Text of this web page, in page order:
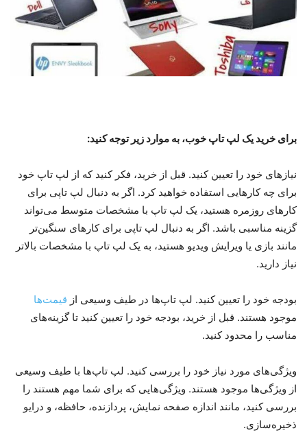
برای خرید یک لپ تاپ خوب، به موارد زیر توجه کنید:
نیازهای خود را تعیین کنید. قبل از خرید، فکر کنید که از لپ تاپ خود
برای چه کارهایی استفاده خواهید کرد. اگر به دنبال لپ تاپی برای
کارهای روزمره هستید، یک لپ تاپ با مشخصات متوسط می‌تواند
گزینه مناسبی باشد. اگر به دنبال لپ تاپی برای کارهای سنگین‌تر
مانند بازی یا ویرایش ویدیو هستید، به یک لپ تاپ با مشخصات بالاتر
نیاز دارید.
بودجه خود را تعیین کنید. لپ تاپ‌ها در طیف وسیعی از قیمت‌ها
موجود هستند. قبل از خرید، بودجه خود را تعیین کنید تا گزینه‌های
مناسب را محدود کنید.
ویژگی‌های مورد نیاز خود را بررسی کنید. لپ تاپ‌ها با طیف وسیعی
از ویژگی‌ها موجود هستند. ویژگی‌هایی که برای شما مهم هستند را
بررسی کنید، مانند اندازه صفحه نمایش، پردازنده، حافظه، و درایو
ذخیره‌سازی.